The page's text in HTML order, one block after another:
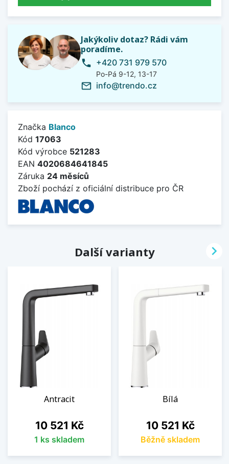
Jakýkoliv dotaz? Rádi vám
poradíme.
phone +420 731 979 570
Po-Pá 9-12, 13-17
mail_outline info@trendo.cz
Značka Blanco
Kód 17063
Kód výrobce 521283
EAN 4020684641845
Záruka 24 měsíců
Zboží pochází z oficiální distribuce pro ČR
Další varianty
Antracit
Cena
10 521 Kč
1 ks skladem
Bílá
Cena
10 521 Kč
Běžně skladem
